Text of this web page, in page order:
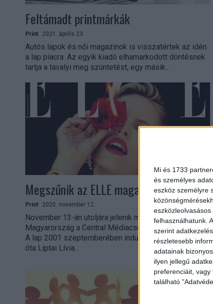
Mi és 1733
és személyes
eszköz személyre
felhasználhatunk.
szerint
részletesebb
adatainak
ilyen jellegű
preferenciáit,
található
Feltámadt printmárkák
Print 2021. április 23.
Autós lapok és női magazinok is visszatértek az idén
a lap piacra. Az egyik kiadó elhamarkodott döntésnek
tartja a tavalyi meg szüntetést, egy másik...
Megszűnik az ELLE magazin
Print 2020. november 12.
November 13-án utoljára jelenik meg az ELLE
Magyarország a Central Médiacsoport gondozásában.
A lap 2001 szeptemberében indult el itthon és 2009
óta Liptai Lívia...